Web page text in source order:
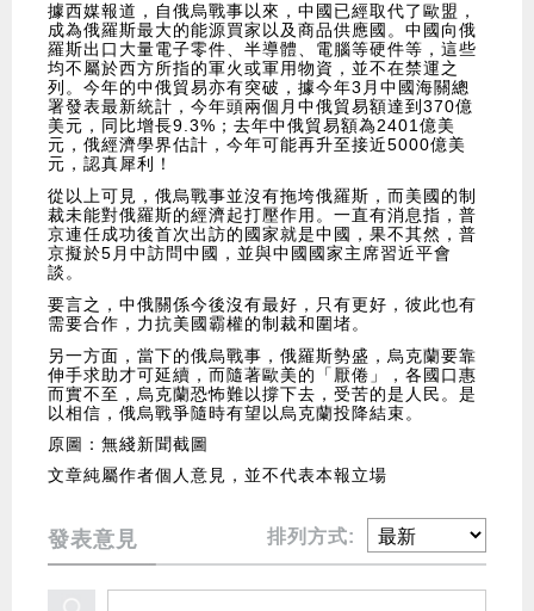
據西媒報道，自俄烏戰事以來，中國已經取代了歐盟，
成為俄羅斯最大的能源買家以及商品供應國。中國向俄
羅斯出口大量電子零件、半導體、電腦等硬件等，這些
均不屬於西方所指的軍火或軍用物資，並不在禁運之
列。今年的中俄貿易亦有突破，據今年3月中國海關總
署發表最新統計，今年頭兩個月中俄貿易額達到370億
美元，同比增長9.3%；去年中俄貿易額為2401億美
元，俄經濟學界估計，今年可能再升至接近5000億美
元，認真犀利！
從以上可見，俄烏戰事並沒有拖垮俄羅斯，而美國的制
裁未能對俄羅斯的經濟起打壓作用。一直有消息指，普
京連任成功後首次出訪的國家就是中國，果不其然，普
京擬於5月中訪問中國，並與中國國家主席習近平會
談。
要言之，中俄關係今後沒有最好，只有更好，彼此也有
需要合作，力抗美國霸權的制裁和圍堵。
另一方面，當下的俄烏戰事，俄羅斯勢盛，烏克蘭要靠
伸手求助才可延續，而隨著歐美的「厭倦」，各國口惠
而實不至，烏克蘭恐怖難以撐下去，受苦的是人民。是
以相信，俄烏戰爭隨時有望以烏克蘭投降結束。
原圖：無綫新聞截圖
文章純屬作者個人意見，並不代表本報立場
發表意見 排列方式: